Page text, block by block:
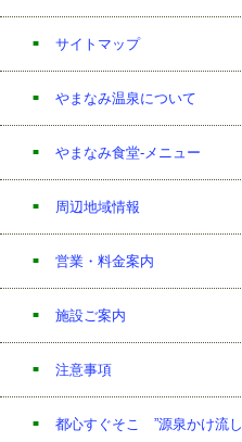
サイトマップ
やまなみ温泉について
やまなみ食堂-メニュー
周辺地域情報
営業・料金案内
施設ご案内
注意事項
都心すぐそこ ”源泉かけ流